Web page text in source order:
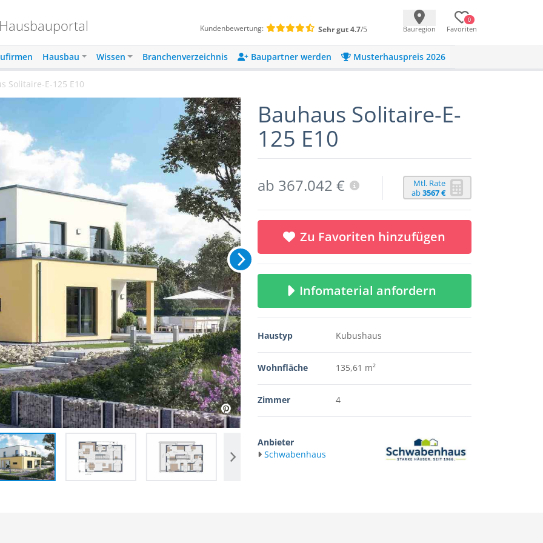
Kundenbewertung: Sehr gut4.7/5 Bauregion
0
Favoriten
Hausbau Wissen Branchenverzeichnis Baupartner werden Musterhauspreis 2026
Solitaire-E-125 E10
Bauhaus Solitaire-E-
125 E10
ab 367.042 €
Mtl. Rate
ab3567 €
Zu Favoriten hinzufügen
Infomaterial anfordern
Haustyp Kubushaus
Wohnfläche 135,61 m²
Zimmer 4
Anbieter
Schwabenhaus